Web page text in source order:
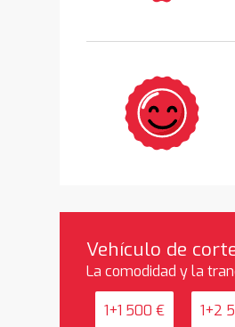
Vehículo de
La comodidad y la
1+1 500 € 1+2